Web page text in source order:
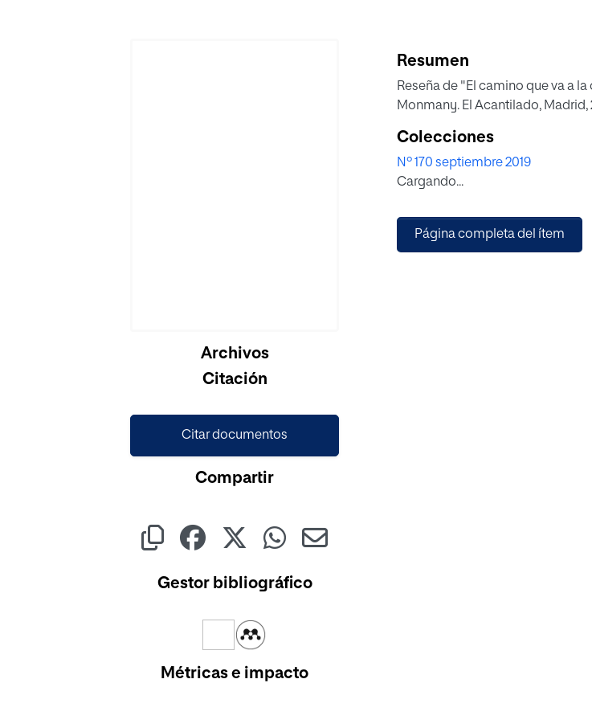
Cargando...Archivos
Citación
Citar documentos
Compartir
Gestor bibliográfico
Métricas e impacto
Resumen
Reseña de "El camino que va a
Monmany. El Acantilado, Madrid,
Colecciones
Nº 170 septiembre 2019
Cargando...
Página completa del ítem